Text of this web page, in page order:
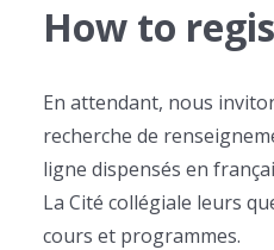
How to
En attendant, nous
recherche de
ligne dispensés en
La Cité collégiale leurs
cours et programmes.